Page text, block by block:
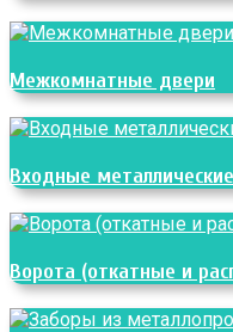
Межкомнатные двери
Входные
Ворота (откатные и